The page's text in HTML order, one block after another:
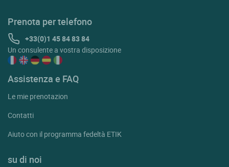
Prenota per telefono
+33(0)1 45 84 83 84
Un consulente a vostra disposizione
Assistenza e FAQ
Le mie prenotazion
Contatti
Aiuto con il programma fedeltà ETIK
su di noi